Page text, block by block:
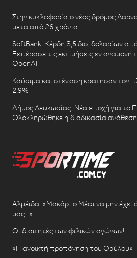
Στην κυκλοφορία ο νέος δρόμος
μετά από 26 χρόνια
SoftBank: Κέρδη 8,5 δισ. δολαρίων
Ξεπέρασε τις εκτιμήσεις εν αναμονή
OpenAI
Καύσιμα και στέγαση κράτησαν τον
2,9%
Δήμος Λευκωσίας: Νέα εποχή για το
Ολοκληρώθηκε η διαδικασία
Αλμέιδα: «Μακάρι ο Μέσι να μην έχει
μας…»
Οι διαιτητές των φιλικών αγώνων!
«Η ανοικτή προπόνηση του Θρύλου»